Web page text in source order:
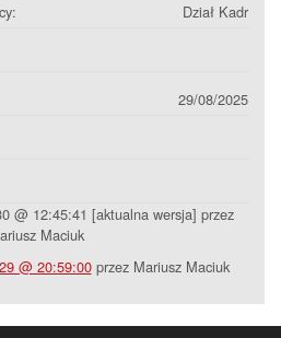
Dział Kadr
29/08/2025
@ 12:45:41 [aktualna wersja] przez
Maciuk
@ 20:59:00przez Mariusz Maciuk